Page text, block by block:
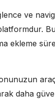
ve
ekleme
daha